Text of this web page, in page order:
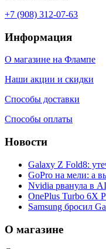
+7 (908) 312-07-63
Информация
О магазине на Флампе
Наши акции и скидки
Способы доставки
Способы оплаты
Новости
Galaxy Z Fold8:
GoPro на мели: а
Nvidia рванула в
OnePlus Turbo 6X
Samsung бросил
О магазине